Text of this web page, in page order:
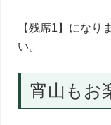
【残席1】になり
い。
宵山もお